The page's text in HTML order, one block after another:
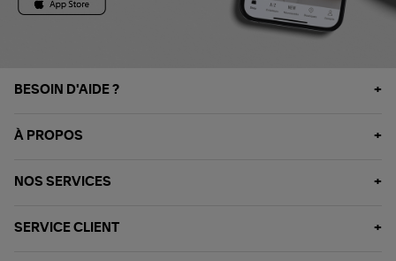
BESOIN D'AIDE ?
À PROPOS
NOS SERVICES
SERVICE CLIENT